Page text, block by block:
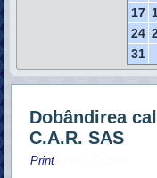
17
24
31
Dobândirea
C.A.R. SAS
Print